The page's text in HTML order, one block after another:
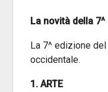
La novità della
La 7^ edizione
occidentale.
1. ARTE